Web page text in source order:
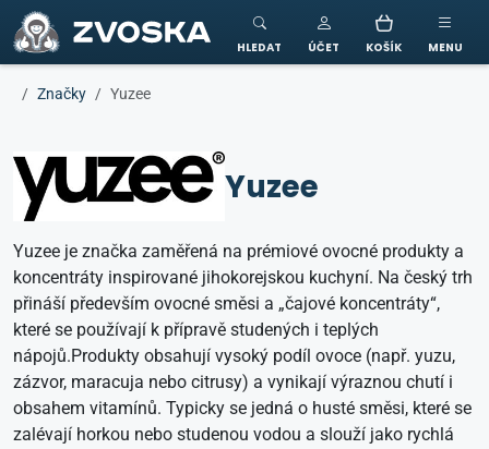
ZVOSKA
HLEDAT ÚČET KOŠÍK MENU
Značky Yuzee
Yuzee
Yuzee je značka zaměřená na prémiové ovocné produkty a
koncentráty inspirované jihokorejskou kuchyní. Na český trh
přináší především ovocné směsi a „čajové koncentráty“,
které se používají k přípravě studených i teplých
nápojů.Produkty obsahují vysoký podíl ovoce (např. yuzu,
zázvor, maracuja nebo citrusy) a vynikají výraznou chutí i
obsahem vitamínů. Typicky se jedná o husté směsi, které se
zalévají horkou nebo studenou vodou a slouží jako rychlá